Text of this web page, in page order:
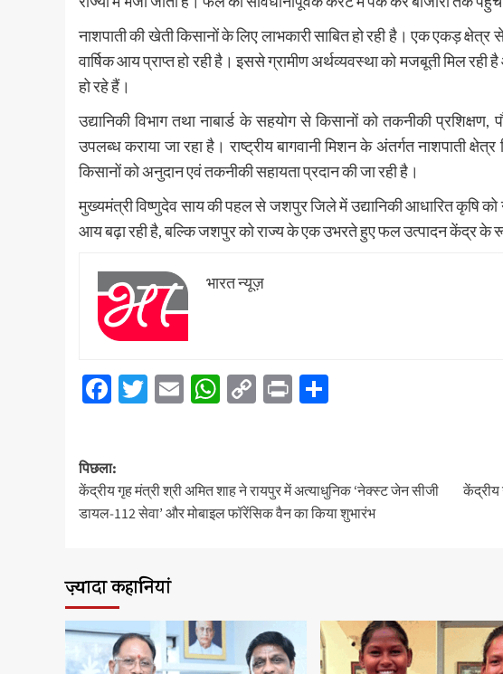
नाशपाती की खेती किसानों के लिए लाभकारी साबित हो रही है। एक एकड़
वार्षिक आय प्राप्त हो रही है। इससे ग्रामीण अर्थव्यवस्था को मजबूती मिल
हो रहे हैं।
उद्यानिकी विभाग तथा नाबार्ड के सहयोग से किसानों को तकनीकी प्रशिक्षण,
उपलब्ध कराया जा रहा है। राष्ट्रीय बागवानी मिशन के अंतर्गत नाशपाती
किसानों को अनुदान एवं तकनीकी सहायता प्रदान की जा रही है।
मुख्यमंत्री विष्णुदेव साय की पहल से जशपुर जिले में उद्यानिकी आधारित कृषि
आय बढ़ा रही है, बल्कि जशपुर को राज्य के एक उभरते हुए फल उत्पादन केंद्र के
भारत न्यूज़
Facebook
Twitter
EmailWhatsApp
Copy
Print
पोस्ट
नेविगेशन
पिछला:
केंद्रीय गृह मंत्री श्री अमित शाह ने रायपुर में अत्याधुनिक ‘नेक्स्ट जेन सीजी
डायल-112 सेवा’ और मोबाइल फॉरेंसिक वैन का किया शुभारंभ
केंद्रीय
ज़्यादा कहानियां